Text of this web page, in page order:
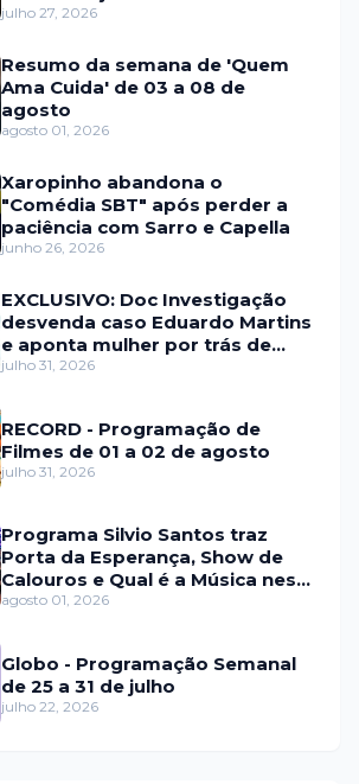
julho 27, 2026
Resumo da semana de 'Quem
Ama Cuida' de 03 a 08 de
agosto
agosto 01, 2026
Xaropinho abandona o
"Comédia SBT" após perder a
paciência com Sarro e Capella
junho 26, 2026
EXCLUSIVO: Doc Investigação
desvenda caso Eduardo Martins
e aponta mulher por trás de
fraude internacional
julho 31, 2026
RECORD - Programação de
Filmes de 01 a 02 de agosto
julho 31, 2026
Programa Silvio Santos traz
Porta da Esperança, Show de
Calouros e Qual é a Música neste
domingo (2)
agosto 01, 2026
Globo - Programação Semanal
de 25 a 31 de julho
julho 22, 2026